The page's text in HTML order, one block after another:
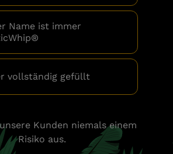
Name ist immer
vollständig gefüllt
Kunden niemals einem
Risiko aus.